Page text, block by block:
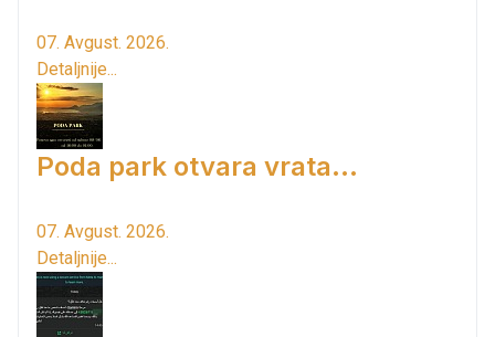
07. Avgust. 2026.
Detaljnije...
Poda park otvara vrata...
07. Avgust. 2026.
Detaljnije...